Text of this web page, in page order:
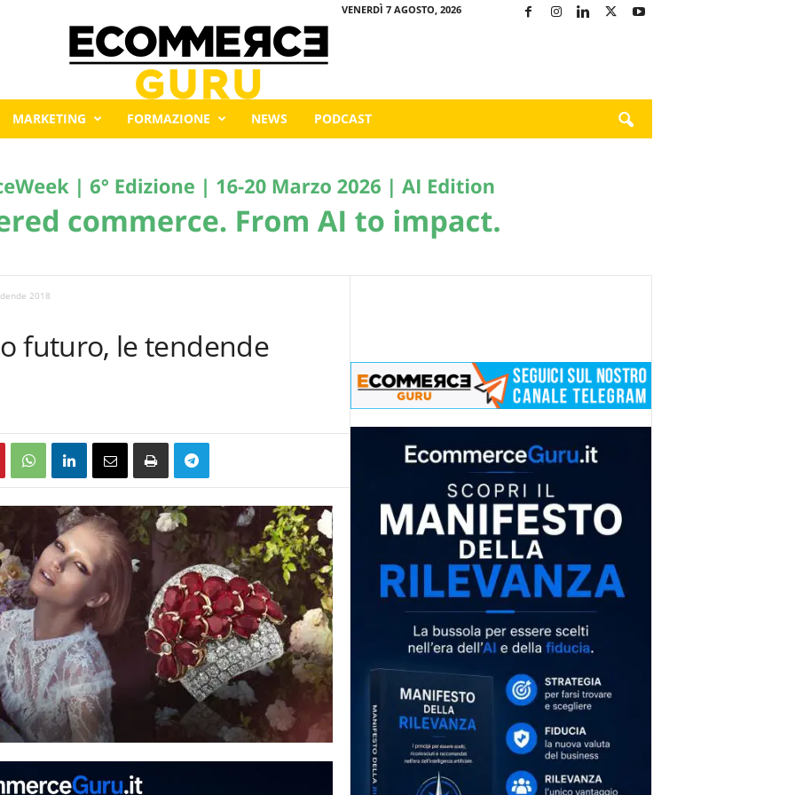
VENERDÌ 7 AGOSTO, 2026
MARKETING FORMAZIONE NEWS PODCAST
2018
futuro, le tendende